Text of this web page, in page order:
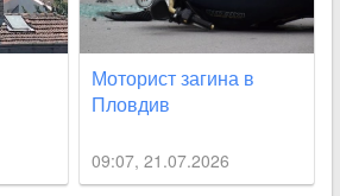
Моторист загина в
Пловдив
09:07, 21.07.2026